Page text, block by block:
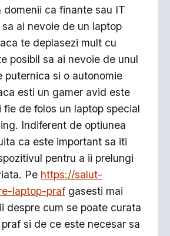
domenii ca finante sau IT
ai nevoie de un laptop
te deplasezi mult cu
posibil sa ai nevoie de unul
puternica si o autonomie
esti un gamer avid este
fie de folos un laptop special
Indiferent de optiunea
ca este important sa iti
pentru a ii prelungi
Pe https://salut-
laptop-praf gasesti mai
despre cum se poate curata
si de ce este necesar sa